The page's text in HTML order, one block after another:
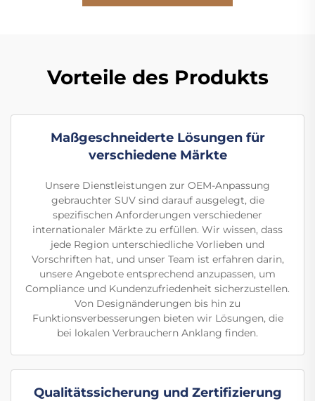
Vorteile des Produkts
Maßgeschneiderte Lösungen für
verschiedene Märkte
Unsere Dienstleistungen zur OEM-Anpassung
gebrauchter SUV sind darauf ausgelegt, die
spezifischen Anforderungen verschiedener
internationaler Märkte zu erfüllen. Wir wissen, dass
jede Region unterschiedliche Vorlieben und
Vorschriften hat, und unser Team ist erfahren darin,
unsere Angebote entsprechend anzupassen, um
Compliance und Kundenzufriedenheit sicherzustellen.
Von Designänderungen bis hin zu
Funktionsverbesserungen bieten wir Lösungen, die
bei lokalen Verbrauchern Anklang finden.
Qualitätssicherung und Zertifizierung